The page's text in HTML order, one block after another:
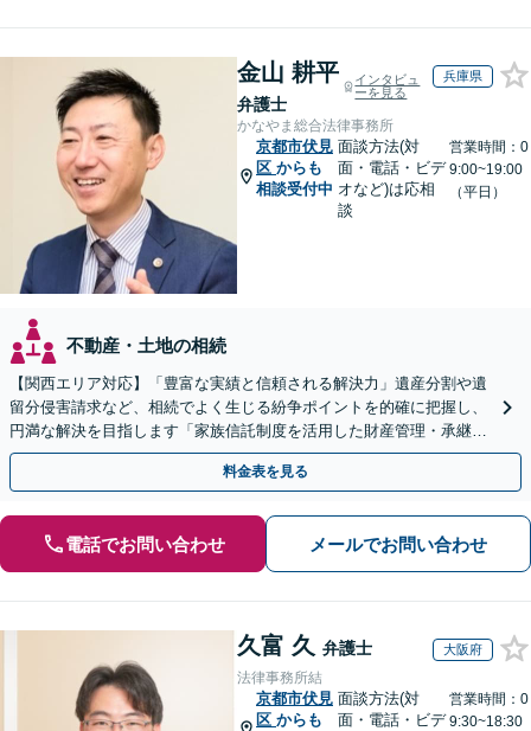
金山 耕平
弁護士
インタビュ
ーを見る
兵庫県
かなやま総合法律事務所
京都市伏見
区 からも
相談受付中
面談方法(対
面・電話・ビデ
オなど)は応相
談
営業時間：0
9:00~19:00
（平日）
不動産・土地の相続
【関西エリア対応】「豊富な実績と信頼される解決力」遺産分割や遺
留分侵害請求など、相続でよく生じる紛争ポイントを的確に把握し、
円満な解決を目指します「家族信託制度を活用した財産管理・承継プ
ランのご提案」「次世代へ想いを託す円滑な事業承継」
料金表を見る
電話でお問い合わせ メールでお問い合わせ
久富 久 弁護士 大阪府
法律事務所結
京都市伏見
区 からも
面談方法(対
面・電話・ビデ
営業時間：0
9:30~18:30